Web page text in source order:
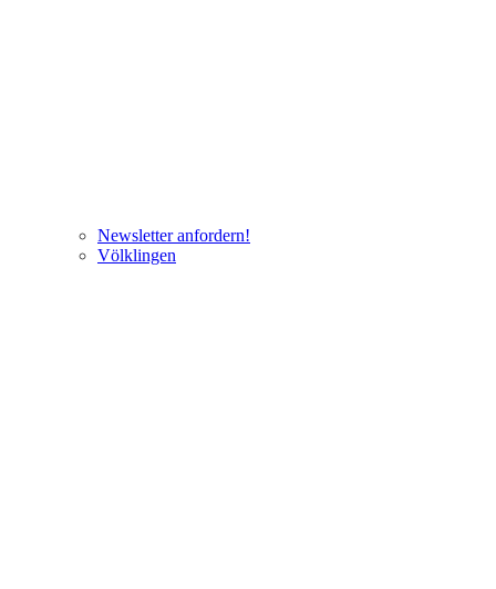
Newsletter anfordern!
Völklingen